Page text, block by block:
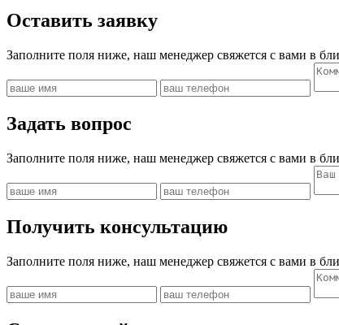
Оставить заявку
Заполните поля ниже, наш менеджер свяжется с вами в
Задать вопрос
Заполните поля ниже, наш менеджер свяжется с вами в
Получить консультацию
Заполните поля ниже, наш менеджер свяжется с вами в